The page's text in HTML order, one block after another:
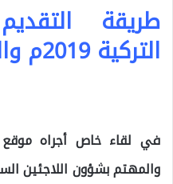
طريقة
التركية 2019م والخطوات كاملة
في لقاء خاص أجراه
والمهتم بشؤون اللاجئين